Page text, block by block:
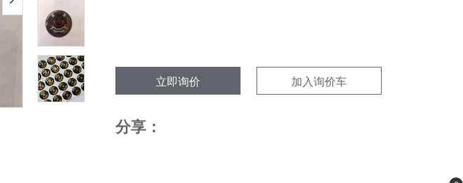
立即询价 加入询价车
分享：